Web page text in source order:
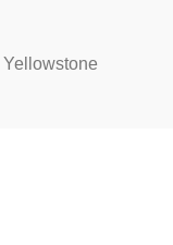
Yellowstone